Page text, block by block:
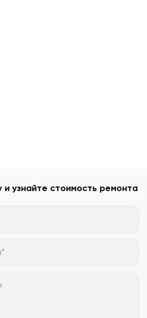
и узнайте стоимость ремонта